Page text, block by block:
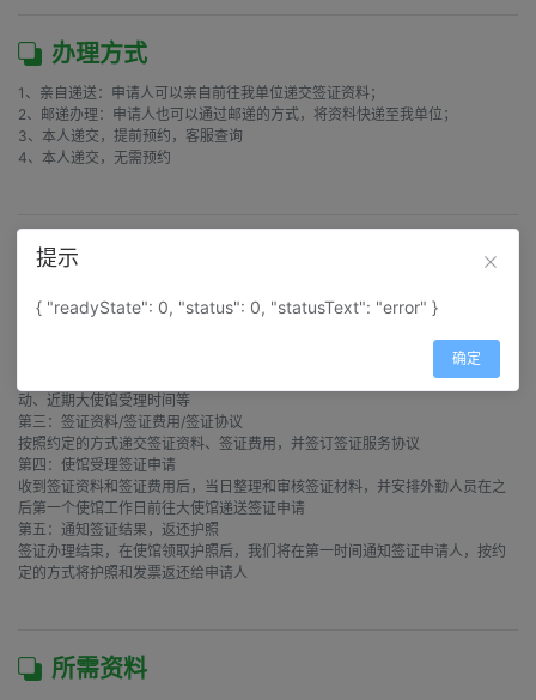
办理方式
1、亲自递送：申请人可以亲自前往我单位递交签证资料；
2、邮递办理：申请人也可以通过邮递的方式，将资料快递至我单位；
3、本人递交，提前预约，客服查询
4、本人递交，无需预约
办理流程
通过签证快搜功能，输入国家地区中文名称，可查询到您所需要办理的签证信
与签证客服沟通，了解需要办理签证的最新信息，如近期签证资料是否有变
动、近期大使馆受理时间等
第三：签证资料/签证费用/签证协议
按照约定的方式递交签证资料、签证费用，并签订签证服务协议
第四：使馆受理签证申请
收到签证资料和签证费用后，当日整理和审核签证材料，并安排外勤人员在之
后第一个使馆工作日前往大使馆递送签证申请
第五：通知签证结果，返还护照
签证办理结束，在使馆领取护照后，我们将在第一时间通知签证申请人，按约
定的方式将护照和发票返还给申请人
所需资料
提示
{ "readyState": 0, "status": 0, "statusText": "error" }
确定